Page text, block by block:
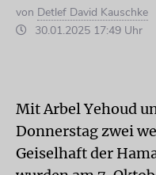
von Detlef David Kauschke
30.01.2025 17:49 Uhr
Mit Arbel Yehoud
Donnerstag zwei
Geiselhaft der